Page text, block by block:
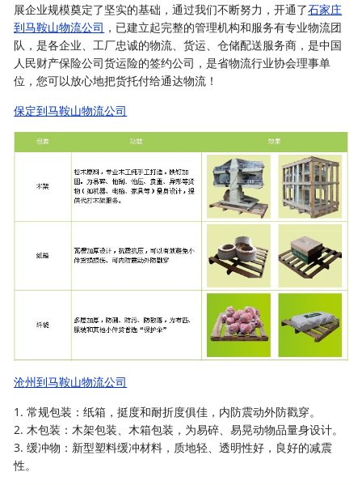
展企业规模奠定了坚实的基础，通过我们不断努力，开通了石家庄
到马鞍山物流公司 ，已建立起完整的管理机构和服务有专业物流团
队，是各企业、工厂忠诚的物流、货运、仓储配送服务商，是中国
人民财产保险公司货运险的签约公司，是省物流行业协会理事单
位，您可以放心地把货托付给通达物流！
保定到马鞍山物流公司
沧州到马鞍山物流公司
1. 常规包装：纸箱，挺度和耐折度俱佳，内防震动外防戳穿。
2. 木包装：木架包装、木箱包装，为易碎、易晃动物品量身设计。
3. 缓冲物：新型塑料缓冲材料，质地轻、透明性好，良好的减震
性。